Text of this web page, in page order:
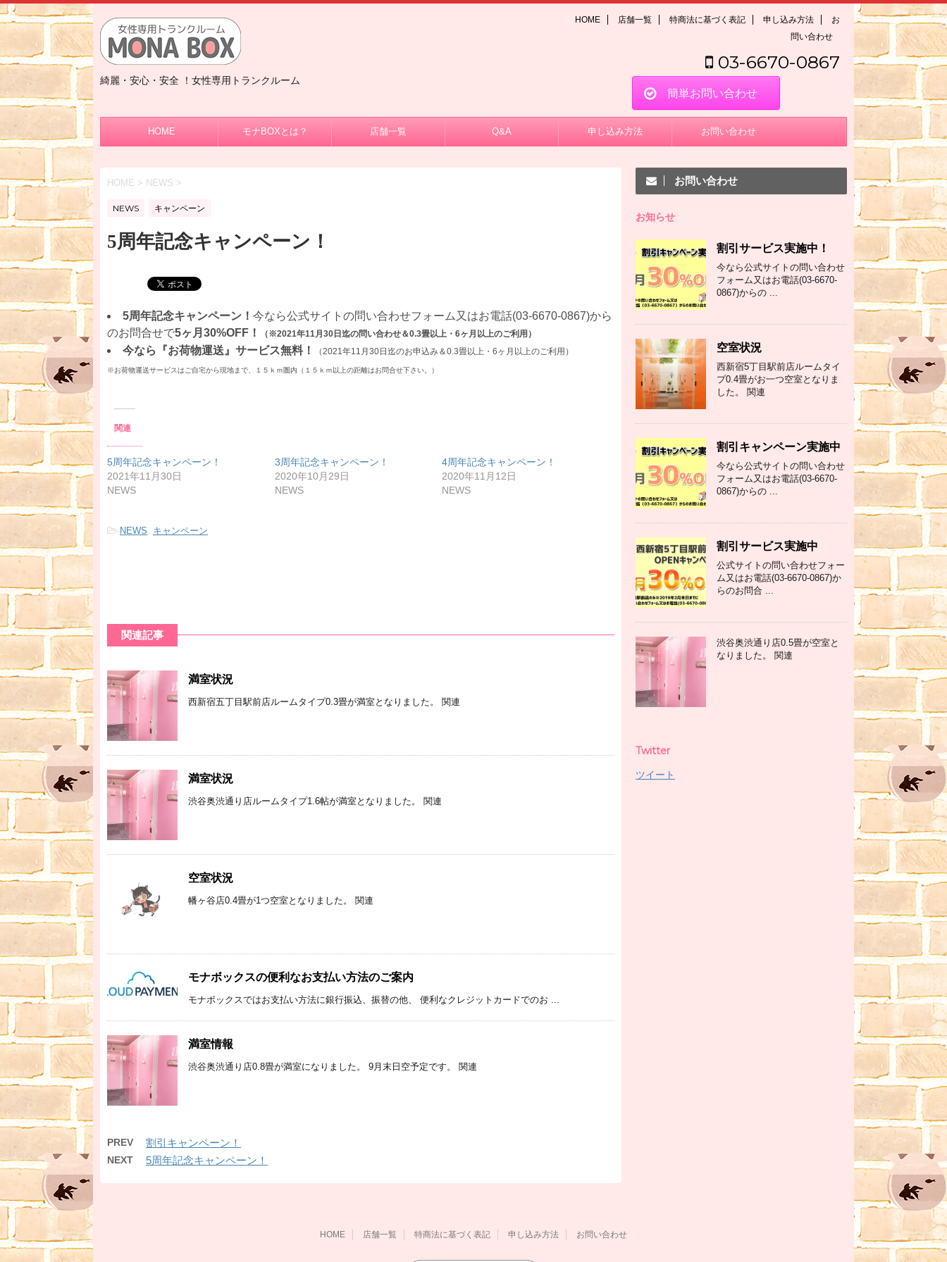
綺麗・安心・安全 ！女性専用トランクルーム
HOME 店舗一覧 特商法に基づく表記 申し込み方法
お
問い合わせ
03-6670-0867
簡単お問い合わせ
HOME モナBOXとは？ 店舗一覧 Q&A 申し込み方法 お問い合わせ
HOME > NEWS >
NEWS キャンペーン
5周年記念キャンペーン！
5周年記念キャンペーン！ 今なら公式サイトの問い合わせフォーム又はお電話(03-6670-0867)から
のお問合せで5ヶ月30%OFF！ （※2021年11月30日迄の問い合わせ＆0.3畳以上・6ヶ月以上のご利用）
今なら『お荷物運送』サービス無料！ （2021年11月30日迄のお申込み＆0.3畳以上・6ヶ月以上のご利用）
※お荷物運送サービスはご自宅から現地まで、１５ｋｍ圏内（１５ｋｍ以上の距離はお問合せ下さい。）
関連
5周年記念キャンペーン！
2021年11月30日
NEWS
3周年記念キャンペーン！
2020年10月29日
NEWS
4周年記念キャンペーン！
2020年11月12日
NEWS
-NEWS, キャンペーン
関連記事
満室状況
西新宿五丁目駅前店ルームタイプ0.3畳が満室となりました。 関連
満室状況
渋谷奥渋通り店ルームタイプ1.6帖が満室となりました。 関連
空室状況
幡ヶ谷店0.4畳が1つ空室となりました。 関連
モナボックスの便利なお支払い方法のご案内
モナボックスではお支払い方法に銀行振込、振替の他、 便利なクレジットカードでのお ...
満室情報
渋谷奥渋通り店0.8畳が満室になりました。 9月末日空予定です。 関連
PREV 割引キャンペーン！
NEXT 5周年記念キャンペーン！
お問い合わせ
お知らせ
割引サービス実施中！
今なら公式サイトの問い合わせ
フォーム又はお電話(03-6670-
0867)からの ...
空室状況
西新宿5丁目駅前店ルームタイ
プ0.4畳がお一つ空室となりま
した。 関連
割引キャンペーン実施中
今なら公式サイトの問い合わせ
フォーム又はお電話(03-6670-
0867)からの ...
割引サービス実施中
公式サイトの問い合わせフォー
ム又はお電話(03-6670-0867)か
らのお問合 ...
渋谷奥渋通り店0.5畳が空室と
なりました。 関連
Twitter
ツイート
HOME 店舗一覧 特商法に基づく表記 申し込み方法 お問い合わせ